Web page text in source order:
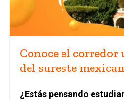
Conoce el
del sureste
¿Estás pensando